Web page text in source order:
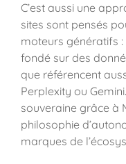
C’est aussi une
sites sont pensés
moteurs génératifs
fondé sur des
que référencent
Perplexity ou
souveraine grâce à
philosophie
marques de